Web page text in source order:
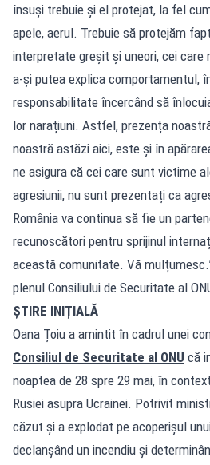
însuși trebuie și el protejat, la fel
apele, aerul. Trebuie să protejăm
interpretate greșit și uneori, cei care
a-și putea explica comportamentul,
responsabilitate încercând să
lor narațiuni. Astfel, prezența
noastră astăzi aici, este și în
ne asigura că cei care sunt victime
agresiunii, nu sunt prezentați ca
România va continua să fie un
recunoscători pentru sprijinul
această comunitate. Vă
plenul Consiliului de Securitate al
ȘTIRE INIȚIALĂ
Oana Țoiu a amintit în cadrul unei
Consiliul de Securitate al ONU că
noaptea de 28 spre 29 mai, în
Rusiei asupra Ucrainei. Potrivit
căzut și a explodat pe acoperișul
declanșând un incendiu și